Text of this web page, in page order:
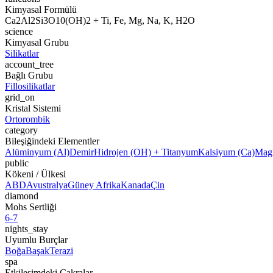
Kimyasal Formülü
Ca2Al2Si3O10(OH)2 + Ti, Fe, Mg, Na, K, H2O
science
Kimyasal Grubu
Silikatlar
account_tree
Bağlı Grubu
Fillosilikatlar
grid_on
Kristal Sistemi
Ortorombik
category
Bileşiğindeki Elementler
Alüminyum (Al)DemirHidrojen (OH) + TitanyumKalsiyum (Ca)
public
Kökeni / Ülkesi
ABDAvustralyaGüney AfrikaKanadaÇin
diamond
Mohs Sertliği
6-7
nights_stay
Uyumlu Burçlar
BoğaBaşakTerazi
spa